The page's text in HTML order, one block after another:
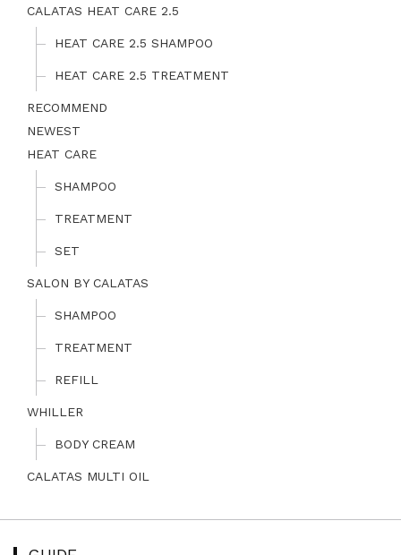
CALATAS HEAT CARE 2.5
HEAT CARE 2.5 SHAMPOO
HEAT CARE 2.5 TREATMENT
RECOMMEND
NEWEST
HEAT CARE
SHAMPOO
TREATMENT
SET
SALON BY CALATAS
SHAMPOO
TREATMENT
REFILL
WHILLER
BODY CREAM
CALATAS MULTI OIL